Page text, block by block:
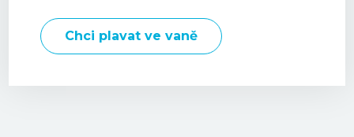
Chci plavat ve vaně